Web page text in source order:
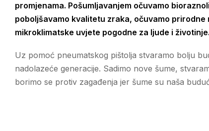
promjenama. Pošumljavanjem očuvamo
poboljšavamo kvalitetu zraka, očuvamo prirodne
mikroklimatske uvjete pogodne za ljude i životinje.
Uz pomoć pneumatskog pištolja stvaramo bolju
nadolazeće generacije. Sadimo nove šume,
borimo se protiv zagađenja jer šume su naša